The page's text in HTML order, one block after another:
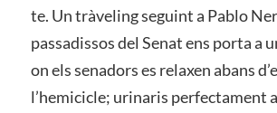
te. Un tràveling seguint a Pablo
passadissos del Senat ens porta a
on els senadors es relaxen abans
l’hemicicle; urinaris perfectament